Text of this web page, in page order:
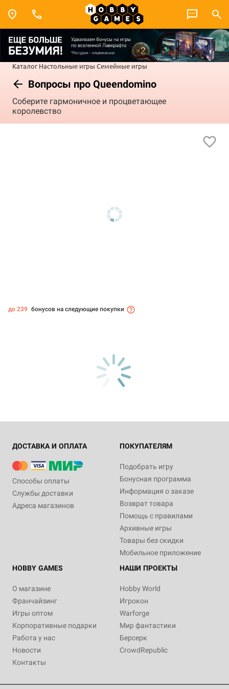
Каталог Настольные игры Семейные игры
Вопросы про Queendomino
Соберите гармоничное и процветающее
королевство
до 239 бонусов на следующие покупки
ДОСТАВКА И ОПЛАТА
Способы оплаты
Службы доставки
Адреса магазинов
ПОКУПАТЕЛЯМ
Подобрать игру
Бонусная программа
Информация о заказе
Возврат товара
Помощь с правилами
Архивные игры
Товары без скидки
Мобильное приложение
HOBBY GAMES
О магазине
Франчайзинг
Игры оптом
Корпоративные подарки
Работа у нас
Новости
Контакты
НАШИ ПРОЕКТЫ
Hobby World
Игрокон
Warforge
Мир фантастики
Берсерк
CrowdRepublic